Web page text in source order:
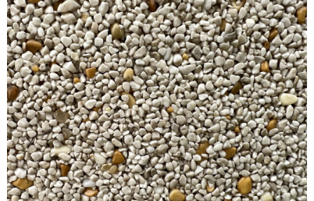
Prodejny Návody Blog Inspirace Kontakty